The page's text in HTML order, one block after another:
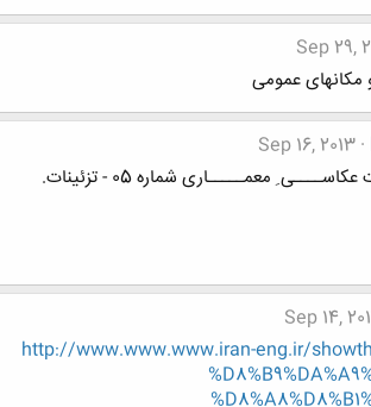
Sep 29,
Sep 16, 2013
معمـــــاری شماره 05 - تزئینات.
Sep 14,
http://www.www.www.iran-eng.ir/